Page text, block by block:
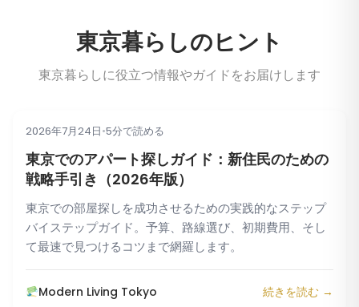
東京暮らしのヒント
東京暮らしに役立つ情報やガイドをお届けします
引っ越しガイド
2026年7月24日•5分で読める
東京でのアパート探しガイド：新住民のための
戦略手引き（2026年版）
東京での部屋探しを成功させるための実践的なステップ
バイステップガイド。予算、路線選び、初期費用、そし
て最速で見つけるコツまで網羅します。
Modern Living Tokyo 続きを読む →